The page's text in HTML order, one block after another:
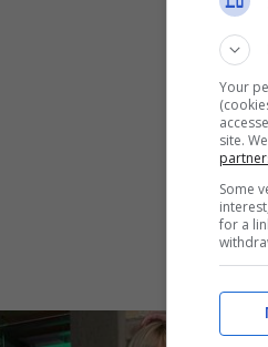
Your
site.
Some
for a